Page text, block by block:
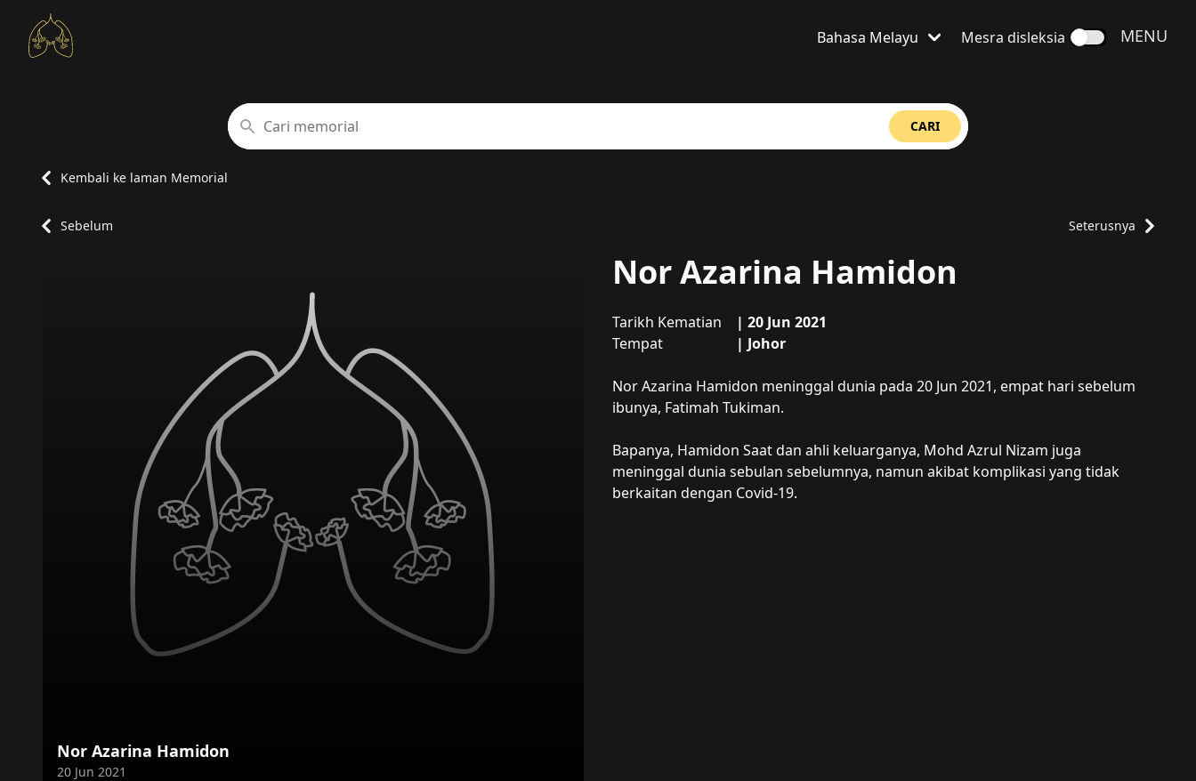
Bahasa ditetapkan kepada
Bahasa Melayu Mesra disleksia BUKA
MENU
Cari memorial
CARI
Kembali ke laman Memorial
Sebelum Seterusnya
Nor Azarina Hamidon
Meninggal dunia pada
20 Jun 2021
Nor Azarina Hamidon
Tarikh Kematian | 20 Jun 2021
Tempat
| Johor
MengenaiNor Azarina Hamidon
Nor Azarina Hamidon meninggal dunia pada 20 Jun 2021, empat hari sebelum
ibunya, Fatimah Tukiman.
Bapanya, Hamidon Saat dan ahli keluarganya, Mohd Azrul Nizam juga
meninggal dunia sebulan sebelumnya, namun akibat komplikasi yang tidak
berkaitan dengan Covid-19.